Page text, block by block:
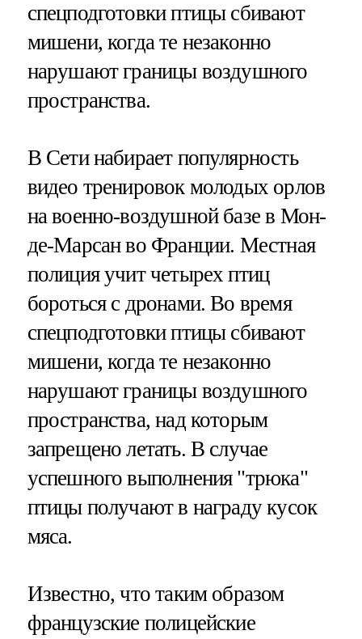
спецподготовки птицы сбивают
мишени, когда те незаконно
нарушают границы воздушного
пространства.
В Сети набирает популярность
видео тренировок молодых орлов
на военно-воздушной базе в Мон-
де-Марсан во Франции. Местная
полиция учит четырех птиц
бороться с дронами. Во время
спецподготовки птицы сбивают
мишени, когда те незаконно
нарушают границы воздушного
пространства, над которым
запрещено летать. В случае
успешного выполнения "трюка"
птицы получают в награду кусок
мяса.
Известно, что таким образом
французские полицейские